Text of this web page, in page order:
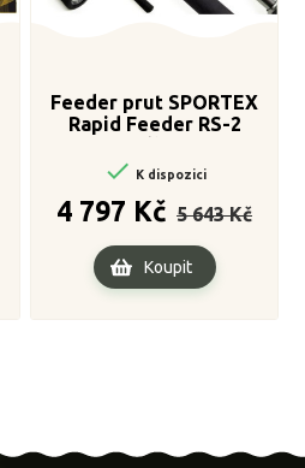
Feeder prut SPORTEX
Rapid Feeder RS-2
150g
 K dispozici
4 797 Kč
cena
5 643 Kč
Koupit